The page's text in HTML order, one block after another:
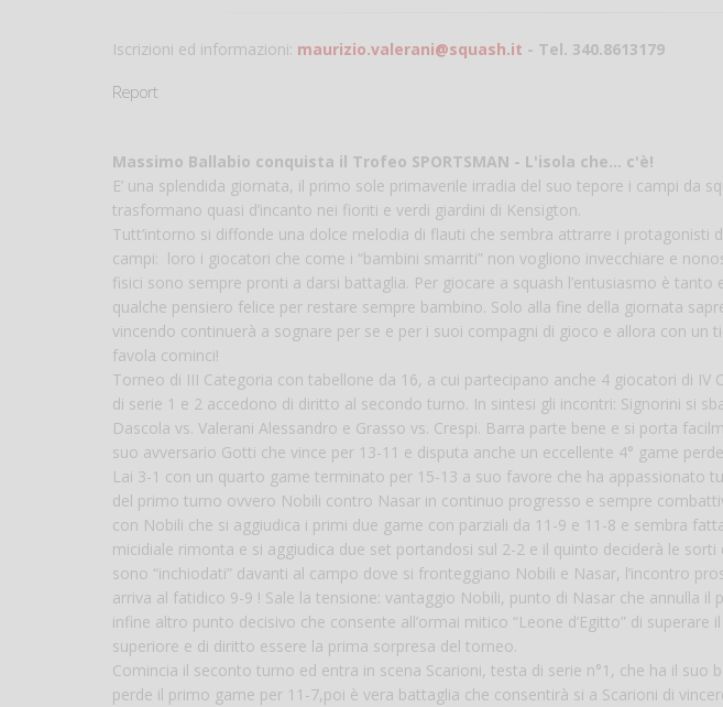
Iscrizioni ed informazioni: maurizio.valerani@squash.it - Tel. 340.8613179
Report
Massimo Ballabio conquista il Trofeo SPORTSMAN - L'isola che... c'è!
E’ una splendida giornata, il primo sole primaverile irradia del suo tepore i campi da
trasformano quasi d’incanto nei fioriti e verdi giardini di Kensigton.
Tutt’intorno si diffonde una dolce melodia di flauti che sembra attrarre i protagonisti
campi: loro i giocatori che come i “bambini smarriti” non vogliono invecchiare e
fisici sono sempre pronti a darsi battaglia. Per giocare a squash l’entusiasmo è
qualche pensiero felice per restare sempre bambino. Solo alla fine della giornata
vincendo continuerà a sognare per se e per i suoi compagni di gioco e allora con un
favola cominci!
Torneo di III Categoria con tabellone da 16, a cui partecipano anche 4 giocatori di IV
di serie 1 e 2 accedono di diritto al secondo turno. In sintesi gli incontri: Signorini si
Dascola vs. Valerani Alessandro e Grasso vs. Crespi. Barra parte bene e si porta
suo avversario Gotti che vince per 13-11 e disputa anche un eccellente 4° game
Lai 3-1 con un quarto game terminato per 15-13 a suo favore che ha appassionato
del primo turno ovvero Nobili contro Nasar in continuo progresso e sempre
con Nobili che si aggiudica i primi due game con parziali da 11-9 e 11-8 e sembra
micidiale rimonta e si aggiudica due set portandosi sul 2-2 e il quinto deciderà le
sono “inchiodati” davanti al campo dove si fronteggiano Nobili e Nasar, l’incontro
arriva al fatidico 9-9 ! Sale la tensione: vantaggio Nobili, punto di Nasar che annulla il
infine altro punto decisivo che consente all’ormai mitico “Leone d’Egitto” di
superiore e di diritto essere la prima sorpresa del torneo.
Comincia il seconto turno ed entra in scena Scarioni, testa di serie n°1, che ha il suo
perde il primo game per 11-7,poi è vera battaglia che consentirà si a Scarioni di